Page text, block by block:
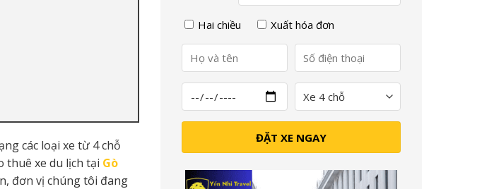
các loại xe từ 4 chỗ
thuê xe du lịch tại Gò
đơn vị chúng tôi đang
Hai chiều Xuất hóa đơn